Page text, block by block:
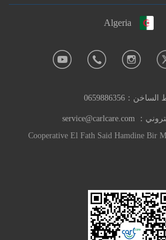
Algeria
الساخن： 0659886356
：
service@carlcare.com